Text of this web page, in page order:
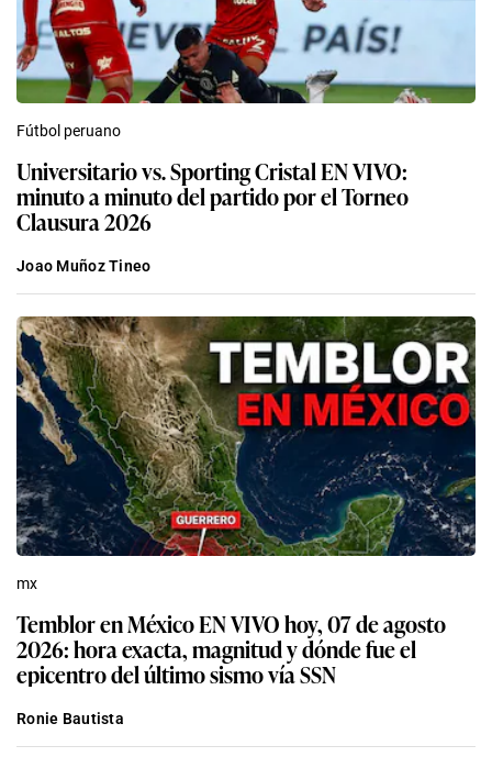
Fútbol peruano
Universitario vs. Sporting Cristal EN VIVO:
minuto a minuto del partido por el Torneo
Clausura 2026
Joao Muñoz Tineo
mx
Temblor en México EN VIVO hoy, 07 de agosto
2026: hora exacta, magnitud y dónde fue el
epicentro del último sismo vía SSN
Ronie Bautista